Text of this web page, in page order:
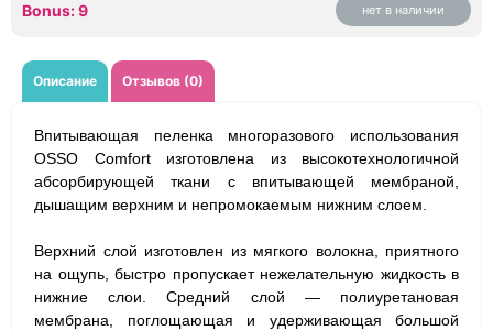
Bonus: 9 нет в наличии
Описание Отзывов (0)
Впитывающая пеленка многоразового использования
OSSO Comfort изготовлена из высокотехнологичной
абсорбирующей ткани с впитывающей мембраной,
дышащим верхним и непромокаемым нижним слоем.
Верхний слой изготовлен из мягкого волокна, приятного
на ощупь, быстро пропускает нежелательную жидкость в
нижние слои. Средний слой — полиуретановая
мембрана, поглощающая и удерживающая большой